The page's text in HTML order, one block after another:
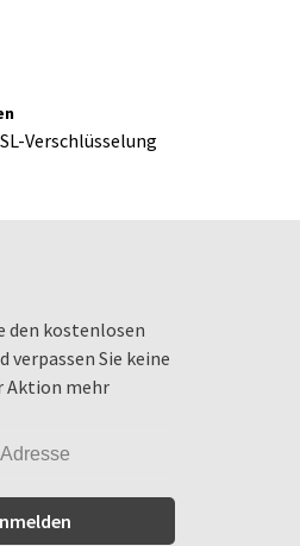
Verschlüsselung
den kostenlosen
verpassen Sie keine
Aktion mehr